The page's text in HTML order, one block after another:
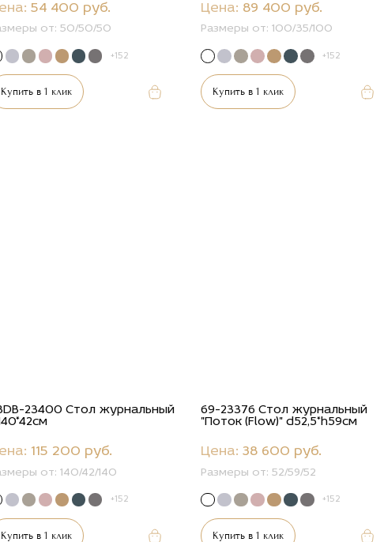
54 400 руб.
от: 50/50/50
+152
Купить в 1 клик
Цена: 89 400 руб.
Размеры от:100/35/100
+152
Купить в 1 клик
23400 Стол журнальный
115 200 руб.
от: 140/42/140
+152
Купить в 1 клик
69-23376 Стол журнальный
"Поток (Flow)" d52,5*h59см
Цена: 38 600 руб.
Размеры от:52/59/52
+152
Купить в 1 клик